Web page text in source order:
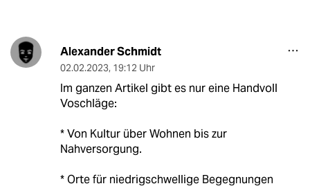
Alexander Schmidt
02.02.2023, 19:12 Uhr
Im ganzen Artikel gibt es nur eine Handvoll
Voschläge:
* Von Kultur über Wohnen bis zur
Nahversorgung.
* Orte für niedrigschwellige Begegnungen